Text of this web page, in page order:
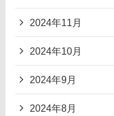
2024年11月
2024年10月
2024年9月
2024年8月